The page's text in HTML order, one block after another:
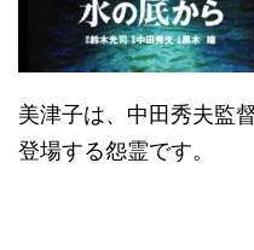
美津子は、中田秀夫監
登場する怨霊です。